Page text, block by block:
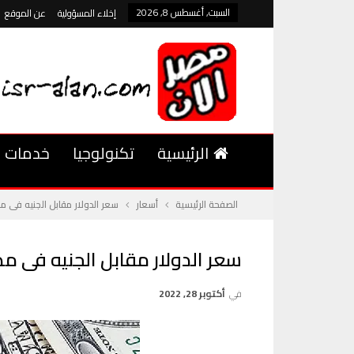
السبت, أغسطس 8, 2026 إخلاء المسؤولية عن الموقع
الرئيسية تكنولوجيا خدمات
الصفحة الرئيسية أسعار سعر الدولار مقابل الجنيه فى
سعر الدولار مقابل الجنيه فى
في أكتوبر 28, 2022